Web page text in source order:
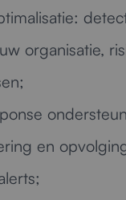
organisatie,
en